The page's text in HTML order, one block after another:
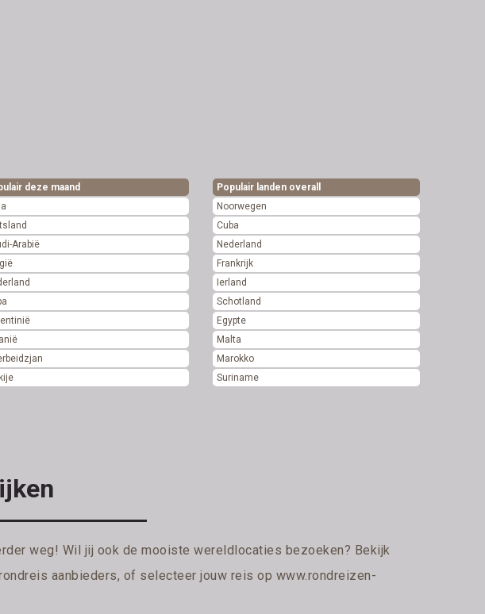
deze maand
Arabië
Populair landen overall
Noorwegen
Cuba
Nederland
Frankrijk
Ierland
Schotland
Egypte
Malta
Marokko
Suriname
weg! Wil jij ook de mooiste wereldlocaties bezoeken? Bekijk
aanbieders, of selecteer jouw reis op www.rondreizen-